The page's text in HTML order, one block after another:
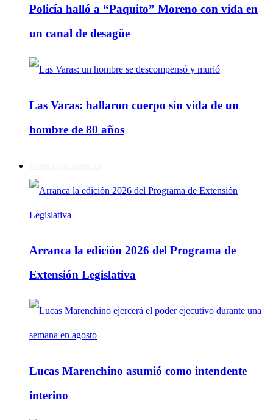
Policía halló a “Paquito” Moreno con vida en
un canal de desagüe
Las Varas: hallaron cuerpo sin vida de un
hombre de 80 años
Arranca la edición 2026 del Programa de
Extensión Legislativa
Lucas Marenchino asumió como intendente
interino